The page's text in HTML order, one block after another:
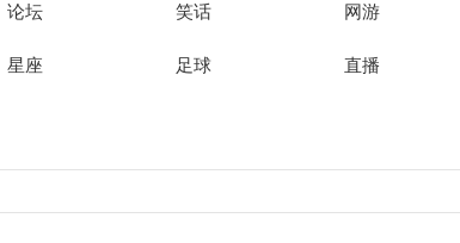
论坛 笑话 网游
星座 足球 直播